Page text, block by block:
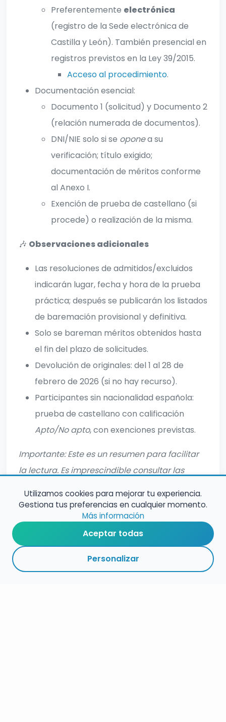
Preferentemente electrónica
(registro de la Sede electrónica de
Castilla y León). También presencial en
registros previstos en la Ley 39/2015.
Acceso al procedimiento.
Documentación esencial:
Documento 1 (solicitud) y Documento 2
(relación numerada de documentos).
DNI/NIE solo si se oponea su
verificación; título exigido;
documentación de méritos conforme
al Anexo I.
Exención de prueba de castellano (si
procede) o realización de la misma.
🎶 Observaciones adicionales
Las resoluciones de admitidos/excluidos
indicarán lugar, fecha y hora de la prueba
práctica; después se publicarán los listados
de baremación provisional y definitiva.
Solo se bareman méritos obtenidos hasta
el fin del plazo de solicitudes.
Devolución de originales: del 1 al 28 de
febrero de 2026 (si no hay recurso).
Participantes sin nacionalidad española:
prueba de castellano con calificación
Apto/No apto, con exenciones previstas.
Importante: Este es un resumen para facilitar
la lectura. Es imprescindible consultar las
RESUMEN PLAZOS ESPECIALIDADES ENLACES SEGUIR
Utilizamos cookies para mejorar tu experiencia.
Gestiona tus preferencias en cualquier momento.
Más información
Aceptar todas
Personalizar